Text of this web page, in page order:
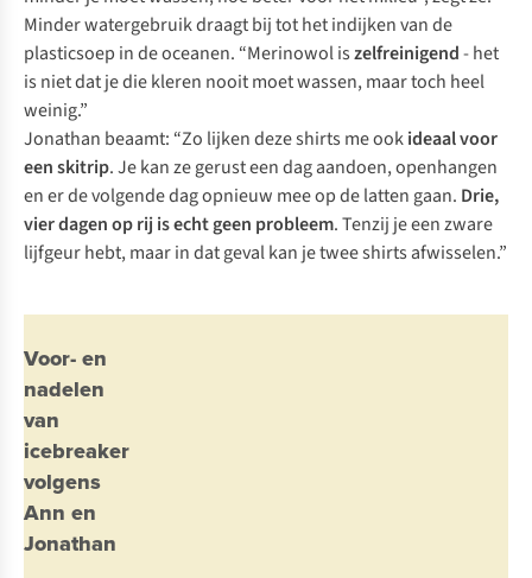
Minder watergebruik draagt bij tot het indijken van de
plasticsoep in de oceanen. “Merinowol iszelfreinigend- het
is niet dat je die kleren nooit moet wassen, maar toch heel
weinig.”
Jonathan beaamt: “Zo lijken deze shirts me ookideaal voor
een skitrip. Je kan ze gerust een dag aandoen, openhangen
en er de volgende dag opnieuw mee op de latten gaan. Drie,
vier dagen op rij is echt geen probleem. Tenzij je een zware
lijfgeur hebt, maar in dat geval kan je twee shirts afwisselen.”
Voor- en
nadelen
van
icebreaker
volgens
Ann en
Jonathan